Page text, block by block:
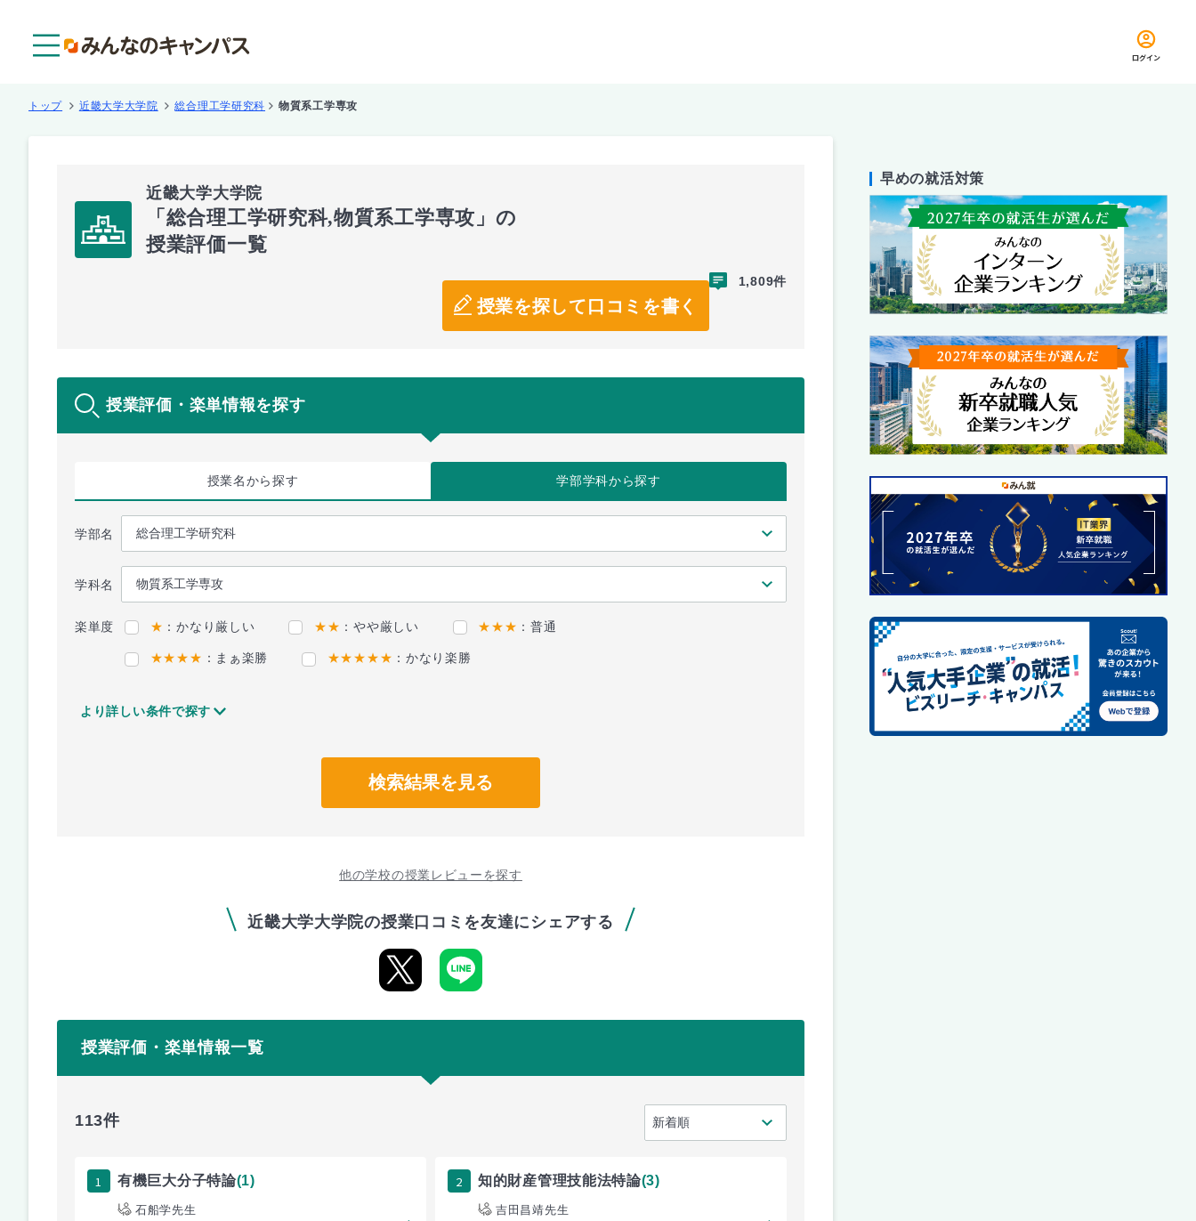
ログイン
トップ 近畿大学大学院 総合理工学研究科 物質系工学専攻
近畿大学大学院
「総合理工学研究科,物質系工学専攻」の
授業評価一覧
授業を探して口コミを書く
1,809件
授業評価・楽単情報を探す
授業名から探す 学部学科から探す
学部名
学科名
楽単度 ★ ：かなり厳しい ★★ ：やや厳しい ★★★ ：普通
★★★★ ：まぁ楽勝 ★★★★★ ：かなり楽勝
より詳しい条件で探す
検索結果を見る
他の学校の授業レビューを探す
近畿大学大学院の授業口コミを友達にシェアする
授業評価・楽単情報一覧
113件
1 有機巨大分子特論(1)
石船学先生
2 知的財産管理技能法特論(3)
吉田昌靖先生
早めの就活対策